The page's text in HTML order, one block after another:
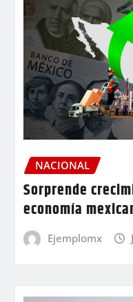
NACIONAL
Sorprende
economía
Ejemplomx